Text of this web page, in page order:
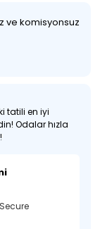
ve komisyonsuz
tatili en iyi
Odalar hızla